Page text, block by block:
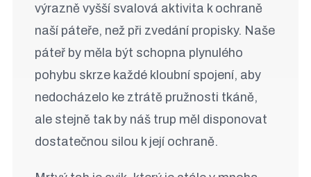
výrazně vyšší svalová aktivita k ochraně
naší páteře, než při zvedání propisky. Naše
páteř by měla být schopna plynulého
pohybu skrze každé kloubní spojení, aby
nedocházelo ke ztrátě pružnosti tkáně,
ale stejně tak by náš trup měl disponovat
dostatečnou silou k její ochraně.